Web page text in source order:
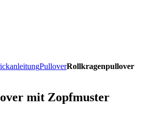
PulloverRollkragenpullover
mit Zopfmuster